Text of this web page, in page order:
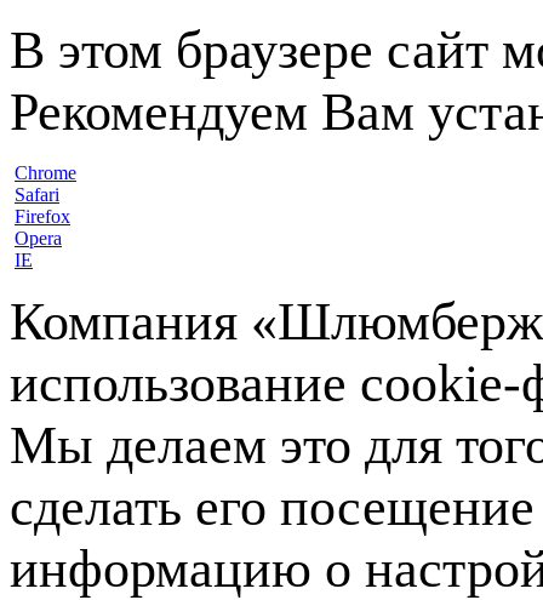
В этом браузере сайт
Рекомендуем Вам
Chrome
Safari
Firefox
Opera
IE
Компания
использование
Мы делаем это для
сделать его
информацию о